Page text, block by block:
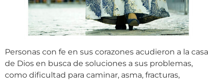
Personas con fe en sus corazones acudieron a la casa
de Dios en busca de soluciones a sus problemas,
como dificultad para caminar, asma, fracturas,